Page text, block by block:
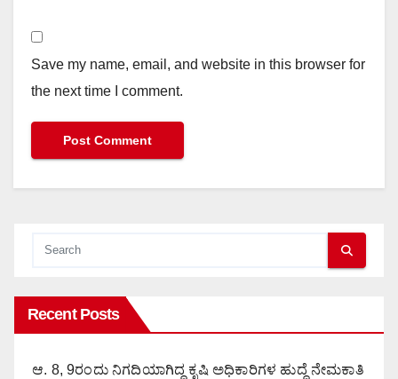
Save my name, email, and website in this browser for
the next time I comment.
Recent Posts
ಆ. 8, 9ರಂದು ನಿಗದಿಯಾಗಿದ್ದ ಕೃಷಿ ಅಧಿಕಾರಿಗಳ ಹುದ್ದೆ ನೇಮಕಾತಿ